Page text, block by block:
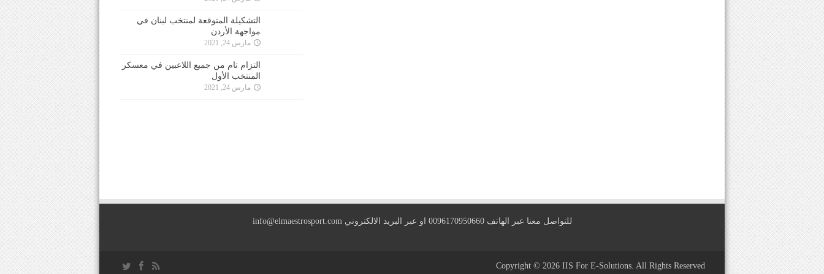
التشكيلة المتوقعة لمنتخب لبنان في
مواجهة الأردن
مارس 24, 2021
التزام تام من جميع اللاعبين في معسكر
المنتخب الأول
مارس 24, 2021
للتواصل معنا عبر الهاتف 0096170950660 او عبر البريد الالكتروني info@elmaestrosport.com
Copyright © 2026 IIS For E-Solutions. All Rights Reserved